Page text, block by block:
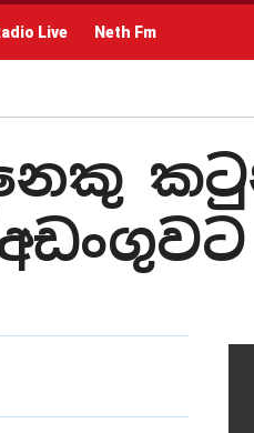
Live Neth Fm